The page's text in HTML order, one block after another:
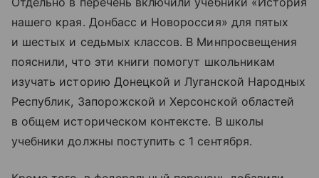
нашего края. Донбасс и Новороссия» для пятых
и шестых и седьмых классов. В Минпросвещения
пояснили, что эти книги помогут школьникам
изучать историю Донецкой и Луганской Народных
Республик, Запорожской и Херсонской областей
в общем историческом контексте. В школы
учебники должны поступить с 1 сентября.